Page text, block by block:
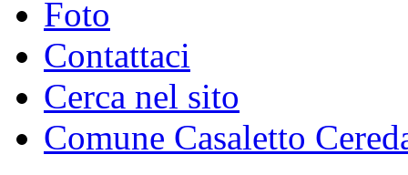
Foto
Contattaci
Cerca nel sito
Comune Casaletto